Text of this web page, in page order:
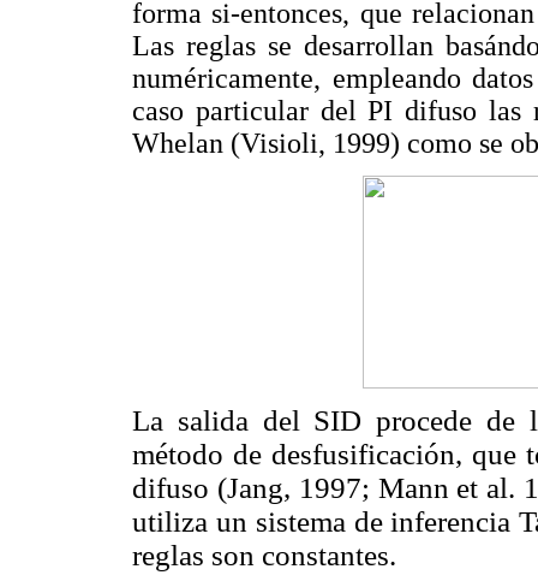
forma si-entonces, que
Las reglas se desarrollan
numéricamente, empleando
caso particular del PI difuso
Whelan (Visioli, 1999) como se
La salida del SID procede de
método de desfusificación, que
difuso (Jang, 1997; Mann et al.
utiliza un sistema de inferencia
reglas son constantes.